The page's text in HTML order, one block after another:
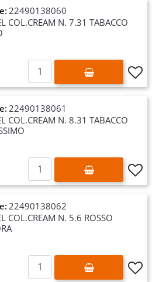
22490138060
COL.CREAM N. 7.31 TABACCO
Quantità
22490138061
COL.CREAM N. 8.31 TABACCO
Quantità
22490138062
COL.CREAM N. 5.6 ROSSO
Quantità